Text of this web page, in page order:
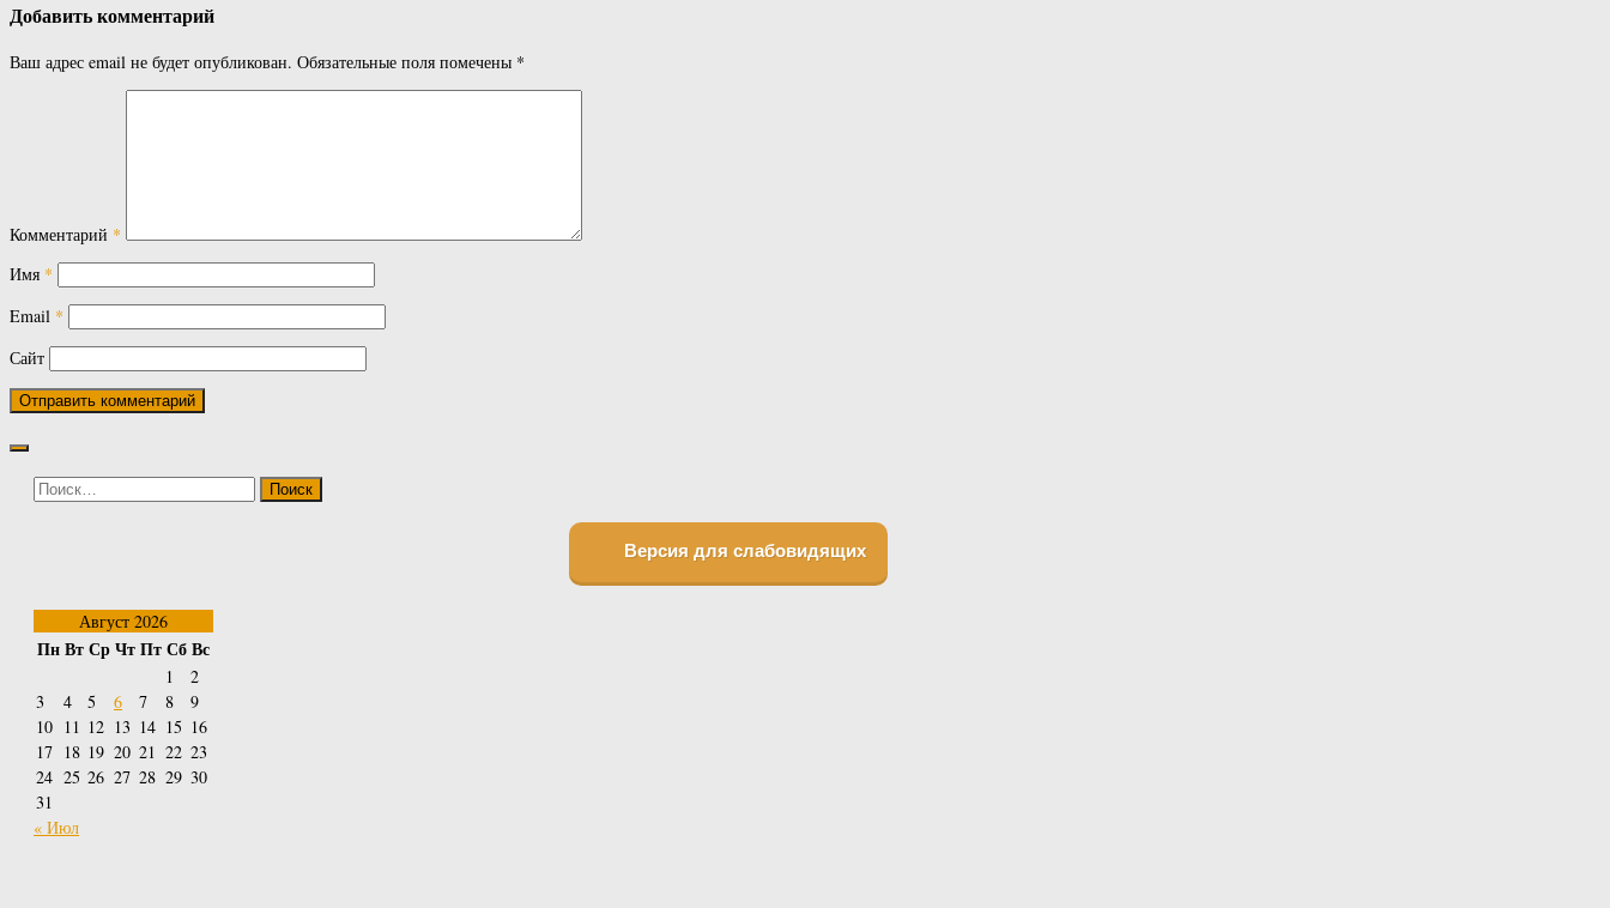
Добавить комментарий
Ваш адрес email не будет опубликован. Обязательные поля помечены *
Комментарий *
Имя *
Email *
Сайт
Найти:
Версия для слабовидящих
Август 2026
ПнВтСрЧтПтСбВс
1
2
3
4 5 6 7 8
9
10 11 12 13 14 15 16
17 18 19 20 21 22 23
24 25 26 27 28 29 30
31
« Июл